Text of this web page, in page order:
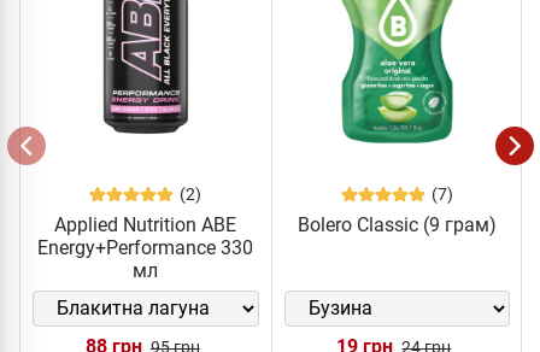
(2)
Applied Nutrition ABE
Energy+Performance 330
мл
88 грн 95 грн
(7)
Bolero Classic (9 грам)
19 грн 24 грн